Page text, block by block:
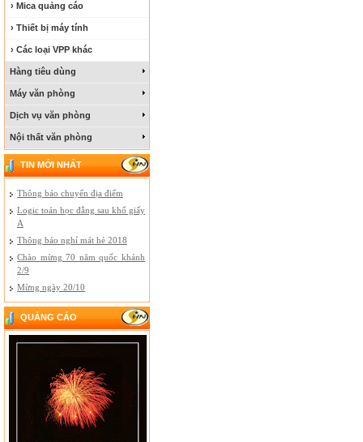
› Mica quảng cáo
› Thiết bị máy tính
› Các loại VPP khác
Hàng tiêu dùng
Máy văn phòng
Dịch vụ văn phòng
Nội thất văn phòng
TIN MỚI NHẤT
Thông báo chuyển địa điểm
Logic toán học đằng sau khổ giấy
A
Thông báo nghỉ mát hè 2018
Chào mừng 70 năm quốc khánh
2/9
Mừng ngày 20/10
QUẢNG CÁO